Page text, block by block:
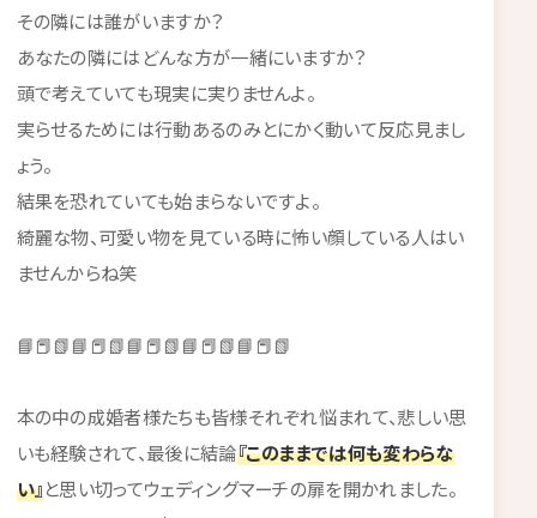
その隣には誰がいますか？
あなたの隣にはどんな方が一緒にいますか？
頭で考えていても現実に実りませんよ。
実らせるためには行動あるのみとにかく動いて反応見まし
ょう。
結果を恐れていても始まらないですよ。
綺麗な物、可愛い物を見ている時に怖い顔している人はい
ませんからね笑
📘📕📗📘📕📗📘📕📗📘📕📗📘📕📗
本の中の成婚者様たちも皆様それぞれ悩まれて、悲しい思
いも経験されて、最後に結論『このままでは何も変わらな
い』と思い切ってウェディングマーチの扉を開かれました。